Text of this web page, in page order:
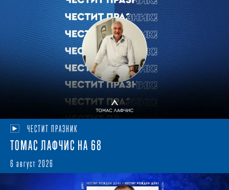
ЧЕСТИТ ПРАЗНИК
ТОМАС ЛАФЧИС НА 68
6 август 2026